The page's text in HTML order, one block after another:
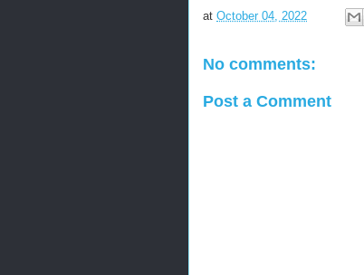
at October 04, 2022
No comments:
Post a Comment